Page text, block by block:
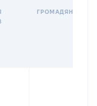
ГРОМАДЯНСТВО